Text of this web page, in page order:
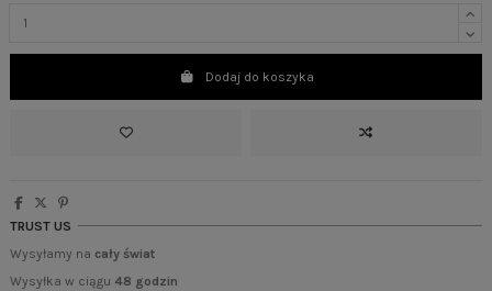
Dodaj do koszyka
TRUST US
Wysyłamy na cały świat
Wysyłka w ciągu 48 godzin